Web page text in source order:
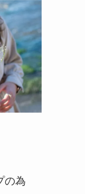
の為